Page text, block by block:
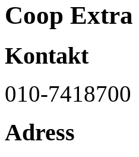
Coop
Kontakt
010-7418700
Adress